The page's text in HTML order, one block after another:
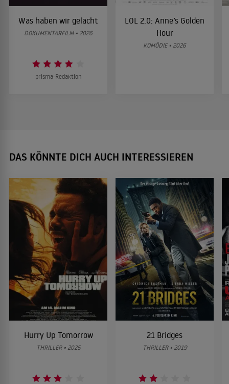
Was haben wir gelacht
DOKUMENTARFILM • 2026
prisma-Redaktion
LOL 2.0: Anne’s Golden
Hour
KOMÖDIE • 2026
DAS KÖNNTE DICH AUCH INTERESSIEREN
Hurry Up Tomorrow
THRILLER • 2025
21 Bridges
THRILLER • 2019